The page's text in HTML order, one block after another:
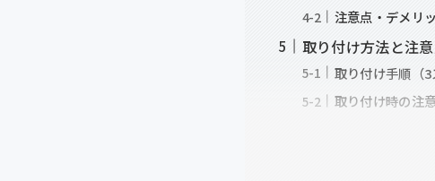
注意点・デメリ
取り付け方法と注
取り付け手順（3
取り付け時の注